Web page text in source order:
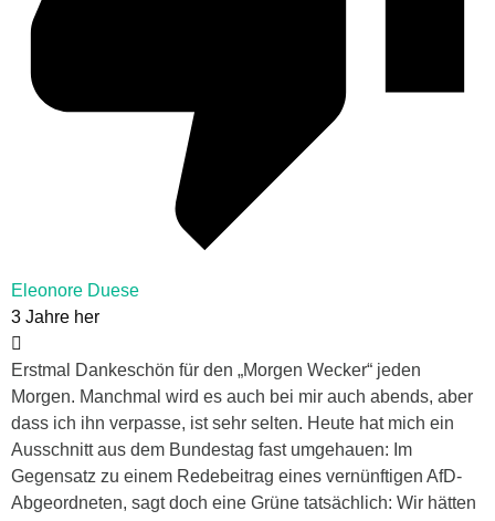
Eleonore Duese
3 Jahre her
Erstmal Dankeschön für den „Morgen Wecker“ jeden
Morgen. Manchmal wird es auch bei mir auch abends, aber
dass ich ihn verpasse, ist sehr selten. Heute hat mich ein
Ausschnitt aus dem Bundestag fast umgehauen: Im
Gegensatz zu einem Redebeitrag eines vernünftigen AfD-
Abgeordneten, sagt doch eine Grüne tatsächlich: Wir hätten